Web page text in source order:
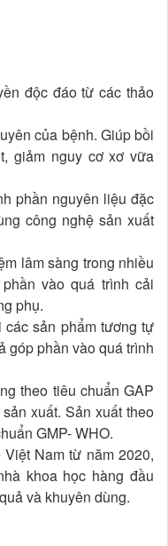
độc đáo từ các thảo
của bệnh. Giúp bồi
giảm nguy cơ xơ vữa
phần nguyên liệu đặc
công nghệ sản xuất
lâm sàng trong nhiều
vào quá trình cải
phụ.
sản phẩm tương tự
góp phần vào quá trình
theo tiêu chuẩn GAP
xuất. Sản xuất theo
GMP- WHO.
Nam từ năm 2020,
khoa học hàng đầu
và khuyên dùng.